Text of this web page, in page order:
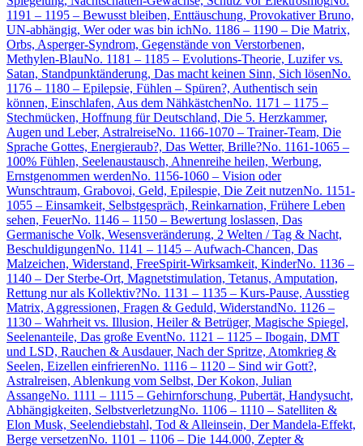
1191 – 1195 – Bewusst bleiben, Enttäuschung, Provokativer Bruno,
UN-abhängig, Wer oder was bin ichNo. 1186 – 1190 – Die Matrix,
Orbs, Asperger-Syndrom, Gegenstände von Verstorbenen,
Methylen-BlauNo. 1181 – 1185 – Evolutions-Theorie, Luzifer vs.
Satan, Standpunktänderung, Das macht keinen Sinn, Sich lösenNo.
1176 – 1180 – Epilepsie, Fühlen – Spüren?, Authentisch sein
können, Einschlafen, Aus dem NähkästchenNo. 1171 – 1175 –
Stechmücken, Hoffnung für Deutschland, Die 5. Herzkammer,
Augen und Leber, AstralreiseNo. 1166-1070 – Trainer-Team, Die
Sprache Gottes, Energieraub?, Das Wetter, Brille?No. 1161-1065 –
100% Fühlen, Seelenaustausch, Ahnenreihe heilen, Werbung,
Ernstgenommen werdenNo. 1156-1060 – Vision oder
Wunschtraum, Grabovoi, Geld, Epilespie, Die Zeit nutzenNo. 1151-
1055 – Einsamkeit, Selbstgespräch, Reinkarnation, Frühere Leben
sehen, FeuerNo. 1146 – 1150 – Bewertung loslassen, Das
Germanische Volk, Wesensveränderung, 2 Welten / Tag & Nacht,
BeschuldigungenNo. 1141 – 1145 – Aufwach-Chancen, Das
Malzeichen, Widerstand, FreeSpirit-Wirksamkeit, KinderNo. 1136 –
1140 – Der Sterbe-Ort, Magnetstimulation, Tetanus, Amputation,
Rettung nur als Kollektiv?No. 1131 – 1135 – Kurs-Pause, Ausstieg
Matrix, Aggressionen, Fragen & Geduld, WiderstandNo. 1126 –
1130 – Wahrheit vs. Illusion, Heiler & Betrüger, Magische Spiegel,
Seelenanteile, Das große EventNo. 1121 – 1125 – Ibogain, DMT
und LSD, Rauchen & Ausdauer, Nach der Spritze, Atomkrieg &
Seelen, Eizellen einfrierenNo. 1116 – 1120 – Sind wir Gott?,
Astralreisen, Ablenkung vom Selbst, Der Kokon, Julian
AssangeNo. 1111 – 1115 – Gehirnforschung, Pubertät, Handysucht,
Abhängigkeiten, SelbstverletzungNo. 1106 – 1110 – Satelliten &
Elon Musk, Seelendiebstahl, Tod & Alleinsein, Der Mandela-Effekt,
Berge versetzenNo. 1101 – 1106 – Die 144.000, Zepter &